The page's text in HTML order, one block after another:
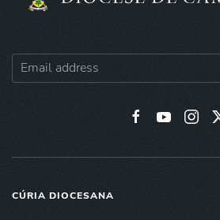
CÚRIA DIOCESANA